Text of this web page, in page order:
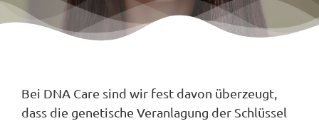
Bei DNA Care sind wir fest davon überzeugt,
dass die genetische Veranlagung der Schlüssel